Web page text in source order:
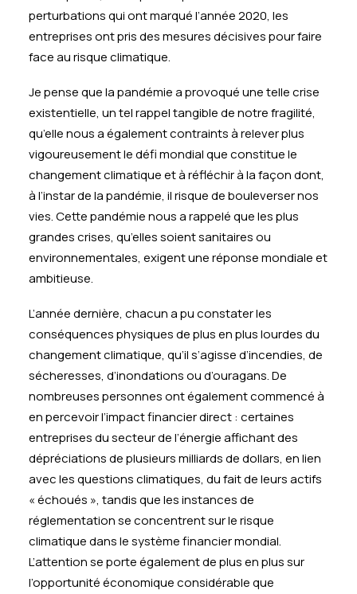
perturbations qui ont marqué l’année 2020, les
entreprises ont pris des mesures décisives pour faire
face au risque climatique.
Je pense que la pandémie a provoqué une telle crise
existentielle, un tel rappel tangible de notre fragilité,
qu’elle nous a également contraints à relever plus
vigoureusement le défi mondial que constitue le
changement climatique et à réfléchir à la façon dont,
à l’instar de la pandémie, il risque de bouleverser nos
vies. Cette pandémie nous a rappelé que les plus
grandes crises, qu’elles soient sanitaires ou
environnementales, exigent une réponse mondiale et
ambitieuse.
L’année dernière, chacun a pu constater les
conséquences physiques de plus en plus lourdes du
changement climatique, qu’il s’agisse d’incendies, de
sécheresses, d’inondations ou d’ouragans. De
nombreuses personnes ont également commencé à
en percevoir l’impact financier direct : certaines
entreprises du secteur de l’énergie affichant des
dépréciations de plusieurs milliards de dollars, en lien
avec les questions climatiques, du fait de leurs actifs
« échoués », tandis que les instances de
réglementation se concentrent sur le risque
climatique dans le système financier mondial.
L’attention se porte également de plus en plus sur
l’opportunité économique considérable que